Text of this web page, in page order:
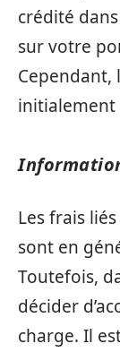
crédité
sur votre
initialement
Les frais
sont en
Toutefois,
décider
charge. Il